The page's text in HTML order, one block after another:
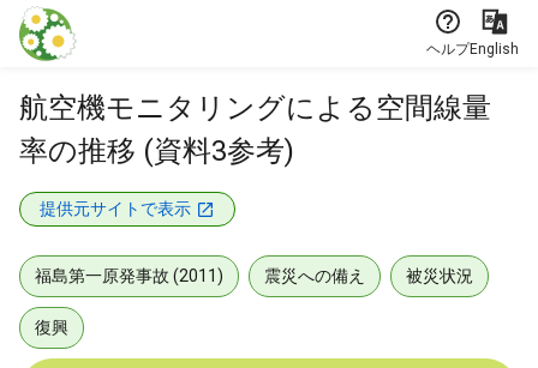
本文に飛ぶ
ヘルプEnglish
航空機モニタリングによる空間線量
率の推移 (資料3参考)
提供元サイトで表示
福島第一原発事故 (2011) 震災への備え 被災状況
復興